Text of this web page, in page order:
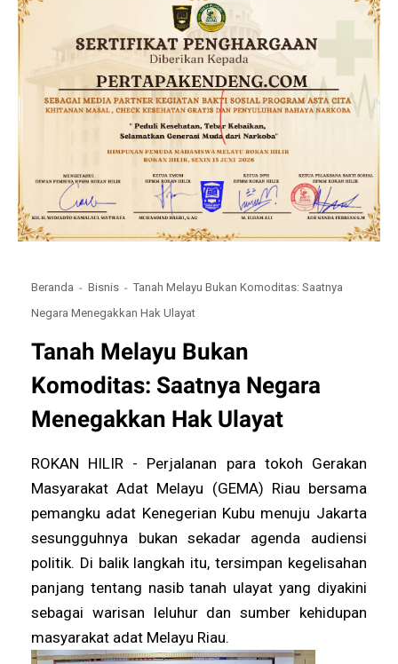
Beranda Bisnis
Tanah Melayu Bukan Komoditas: Saatnya
Negara Menegakkan Hak Ulayat
Tanah Melayu Bukan
Komoditas: Saatnya Negara
Menegakkan Hak Ulayat
ROKAN HILIR - Perjalanan para tokoh Gerakan
Masyarakat Adat Melayu (GEMA) Riau bersama
pemangku adat Kenegerian Kubu menuju Jakarta
sesungguhnya bukan sekadar agenda audiensi
politik. Di balik langkah itu, tersimpan kegelisahan
panjang tentang nasib tanah ulayat yang diyakini
sebagai warisan leluhur dan sumber kehidupan
masyarakat adat Melayu Riau.